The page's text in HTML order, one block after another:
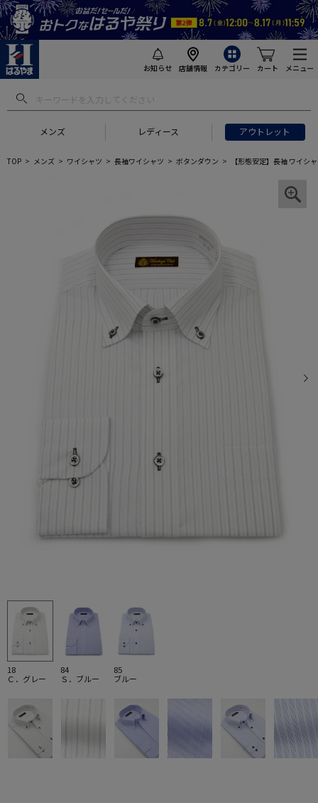
お知らせ 店舗情報 カテゴリー カート メニュー
メンズ レディース アウトレット
TOP メンズ ワイシャツ 長袖ワイシャツ ボタンダウン 【形態安定】長袖 ワイシ
18
Ｃ．グレー
84
Ｓ．ブルー
85
ブルー